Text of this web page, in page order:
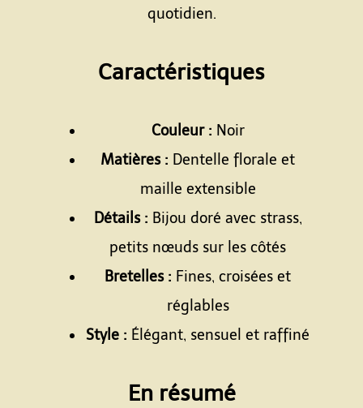
quotidien.
Caractéristiques
Couleur : Noir
Matières : Dentelle florale et
maille extensible
Détails : Bijou doré avec strass,
petits nœuds sur les côtés
Bretelles : Fines, croisées et
réglables
Style : Élégant, sensuel et raffiné
En résumé